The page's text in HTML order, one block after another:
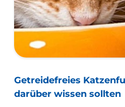
Getreidefreies
darüber wissen sollten